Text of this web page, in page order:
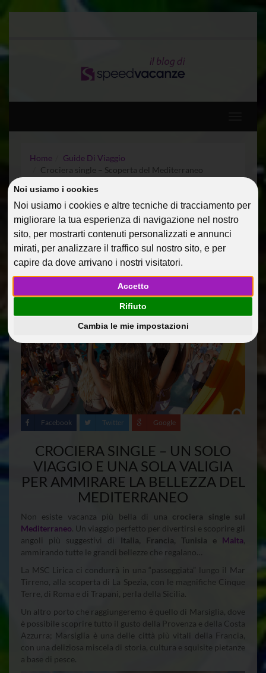
Noi usiamo i cookies
Noi usiamo i cookies e altre tecniche di tracciamento per
migliorare la tua esperienza di navigazione nel nostro
sito, per mostrarti contenuti personalizzati e annunci
mirati, per analizzare il traffico sul nostro sito, e per
capire da dove arrivano i nostri visitatori.
Accetto
Rifiuto
Cambia le mie impostazioni
Home
Guide Di Viaggio
Crociera single – Scoperta del Mediterraneo
CROCIERA SINGLE –
SCOPERTA DEL
MEDITERRANEO
24 Apr 2014 Guide Di Viaggio PialauraM
Facebook Twitter Google
CROCIERA SINGLE – UN SOLO
VIAGGIO E UNA SOLA VALIGIA
PER AMMIRARE LA BELLEZZA DEL
MEDITERRANEO
Non esiste vacanza più bella di una crociera single sul
Mediterraneo. Un viaggio perfetto per divertirsi e scoprire gli
angoli più suggestivi di
Italia, Francia, Tunisia e Malta
ammirando tutte le grandi bellezze che regalano…
La MSC Lirica ci condurrà in una “passeggiata” lungo il Mar
Tirreno, alla scoperta di La Spezia, con le magnifiche Cinque
Terre, di Roma e di Trapani, perla della Sicilia.
Un altro porto che raggiungeremo è quello di Marsiglia, dove
è possibile scoprire tutto il gusto della Provenza e della Costa
Azzurra; Marsiglia è una delle città più vitali della Francia,
con una deliziosa miscela di storia, cultura e squisite pietanze
a base di pesce.